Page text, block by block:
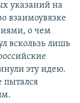
указаний на
взаимоувязке
о чем
вскользь лишь
эту идею.
пытался